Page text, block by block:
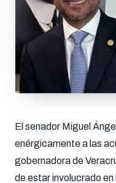
El senador Miguel
enérgicamente a las
gobernadora de
de estar involucrado